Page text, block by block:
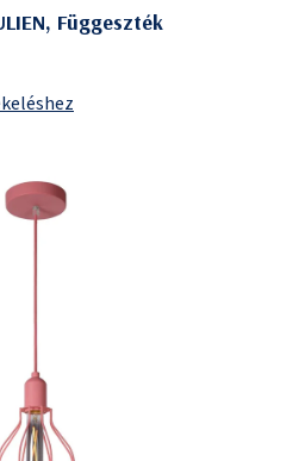
Függeszték